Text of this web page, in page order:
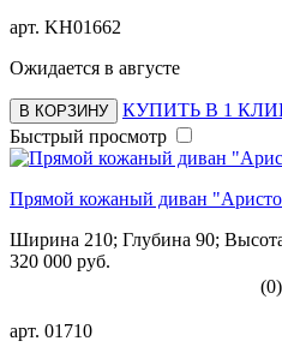
арт. KH01662
Ожидается в августе
В КОРЗИНУ
КУПИТЬ В 1
Быстрый просмотр
Прямой кожаный диван
Ширина 210; Глубина 90;
320 000 руб.
(0)
арт. 01710